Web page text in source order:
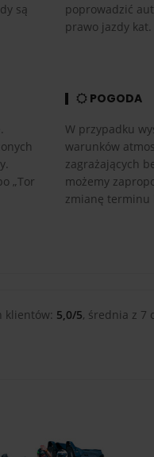
są
poprowadzić
prawo jazdy kat.
„Tor
POGODA
W przypadku
warunków
zagrażających
możemy
zmianę terminu
klientów: 5,0/5, średnia z 7